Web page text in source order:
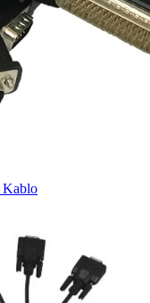
Kablo